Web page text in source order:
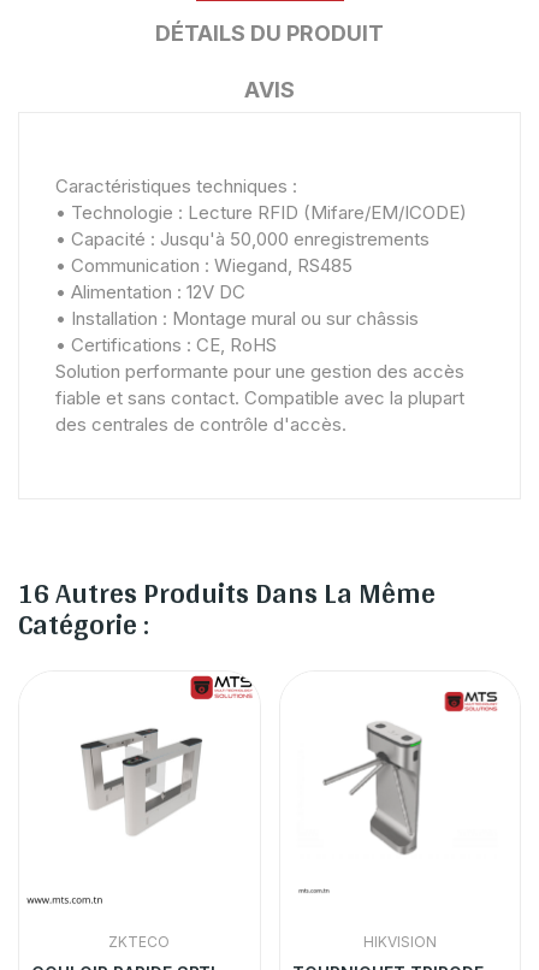
DÉTAILS DU PRODUIT
AVIS
Caractéristiques techniques :
• Technologie : Lecture RFID (Mifare/EM/ICODE)
• Capacité : Jusqu'à 50,000 enregistrements
• Communication : Wiegand, RS485
• Alimentation : 12V DC
• Installation : Montage mural ou sur châssis
• Certifications : CE, RoHS
Solution performante pour une gestion des accès
fiable et sans contact. Compatible avec la plupart
des centrales de contrôle d'accès.
16 Autres Produits Dans La Même
Catégorie :
ZKTECO HIKVISION